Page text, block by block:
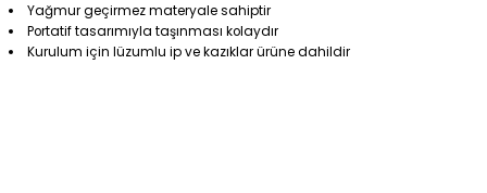
Yağmur geçirmez materyale sahiptir
Portatif tasarımıyla taşınması kolaydır
Kurulum için lüzumlu ip ve kazıklar ürüne dahildir